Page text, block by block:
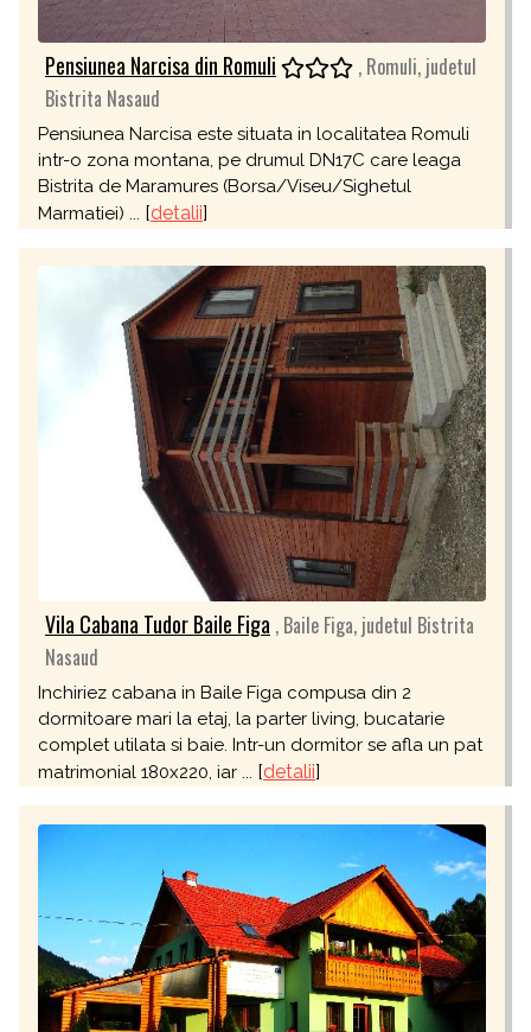
Pensiunea Narcisa din Romuli
, Romuli, judetul
Bistrita Nasaud
Pensiunea Narcisa este situata in localitatea Romuli
intr-o zona montana, pe drumul DN17C care leaga
Bistrita de Maramures (Borsa/Viseu/Sighetul
Marmatiei) ... [detalii]
Vila Cabana Tudor Baile Figa , Baile Figa, judetul Bistrita
Nasaud
Inchiriez cabana in Baile Figa compusa din 2
dormitoare mari la etaj, la parter living, bucatarie
complet utilata si baie. Intr-un dormitor se afla un pat
matrimonial 180x220, iar ... [detalii]